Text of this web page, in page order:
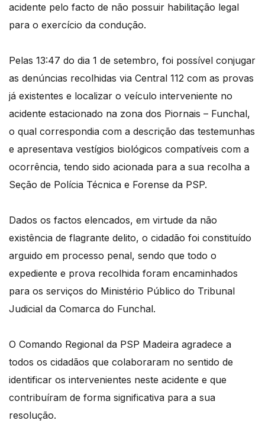
acidente pelo facto de não possuir habilitação legal
para o exercício da condução.
Pelas 13:47 do dia 1 de setembro, foi possível conjugar
as denúncias recolhidas via Central 112 com as provas
já existentes e localizar o veículo interveniente no
acidente estacionado na zona dos Piornais – Funchal,
o qual correspondia com a descrição das testemunhas
e apresentava vestígios biológicos compatíveis com a
ocorrência, tendo sido acionada para a sua recolha a
Seção de Polícia Técnica e Forense da PSP.
Dados os factos elencados, em virtude da não
existência de flagrante delito, o cidadão foi constituído
arguido em processo penal, sendo que todo o
expediente e prova recolhida foram encaminhados
para os serviços do Ministério Público do Tribunal
Judicial da Comarca do Funchal.
O Comando Regional da PSP Madeira agradece a
todos os cidadãos que colaboraram no sentido de
identificar os intervenientes neste acidente e que
contribuíram de forma significativa para a sua
resolução.